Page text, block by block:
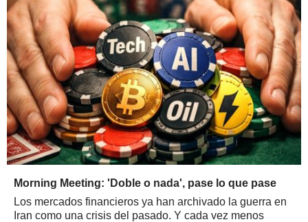
Morning Meeting: 'Doble o nada', pase lo que pase
Los mercados financieros ya han archivado la guerra en
Iran como una crisis del pasado. Y cada vez menos